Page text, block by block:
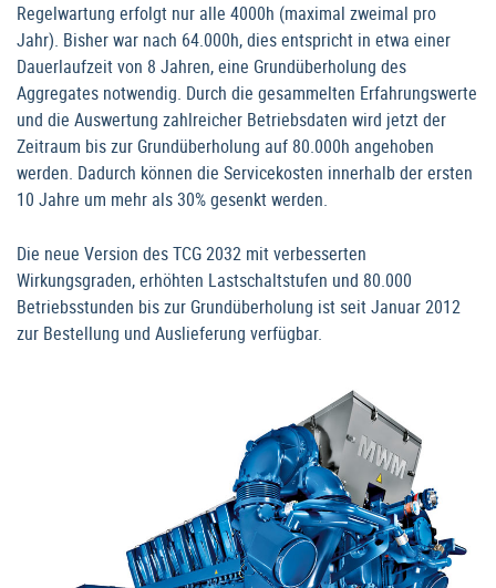
Regelwartung erfolgt nur alle 4000h (maximal zweimal pro
Jahr). Bisher war nach 64.000h, dies entspricht in etwa einer
Dauerlaufzeit von 8 Jahren, eine Grundüberholung des
Aggregates notwendig. Durch die gesammelten Erfahrungswerte
und die Auswertung zahlreicher Betriebsdaten wird jetzt der
Zeitraum bis zur Grundüberholung auf 80.000h angehoben
werden. Dadurch können die Servicekosten innerhalb der ersten
10 Jahre um mehr als 30% gesenkt werden.
Die neue Version des TCG 2032 mit verbesserten
Wirkungsgraden, erhöhten Lastschaltstufen und 80.000
Betriebsstunden bis zur Grundüberholung ist seit Januar 2012
zur Bestellung und Auslieferung verfügbar.